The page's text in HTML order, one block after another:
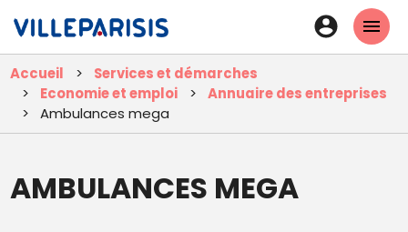
contenu
principal
En-
tête
-
Accueil
Services et démarches
Economie et emploi
Annuaire des entreprises
Ambulances mega
AMBULANCES MEGA